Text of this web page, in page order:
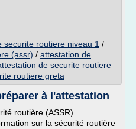
securite routiere niveau 1 /
(assr) / attestation de
de securite routiere
routiere greta
à l'attestation
routière (ASSR)
sur la sécurité routière